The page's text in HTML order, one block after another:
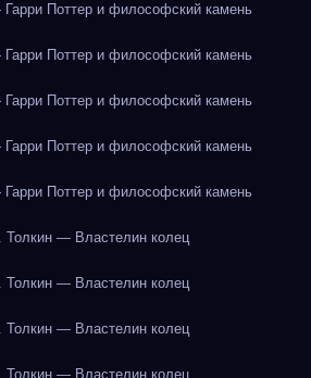
Поттер и философский камень
Поттер и философский камень
Поттер и философский камень
Поттер и философский камень
Поттер и философский камень
— Властелин колец
— Властелин колец
— Властелин колец
— Властелин колец